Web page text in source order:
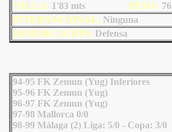
TALLA: 1'83 mts PESO: 76
INTERNACIONAL: Ninguna
DEMARCACIÓN: Defensa
94-95 FK Zemun (Yug) Inferiores
95-96 FK Zemun (Yug)
96-97 FK Zemun (Yug)
97-98 Mallorca 0/0
98-99 Málaga (2) Liga: 5/0 - Copa: 3/0